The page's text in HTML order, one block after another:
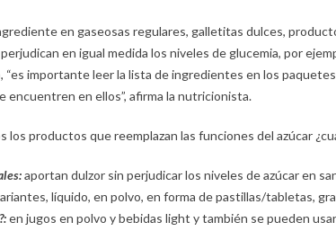
en gaseosas regulares, galletitas dulces,
en igual medida los niveles de glucemia, por
“es importante leer la lista de ingredientes en los
encuentren en ellos”, afirma la nutricionista.
los productos que reemplazan las funciones del azúcar
aportan dulzor sin perjudicar los niveles de azúcar en
líquido, en polvo, en forma de pastillas/tabletas,
en jugos en polvo y bebidas light y también se pueden